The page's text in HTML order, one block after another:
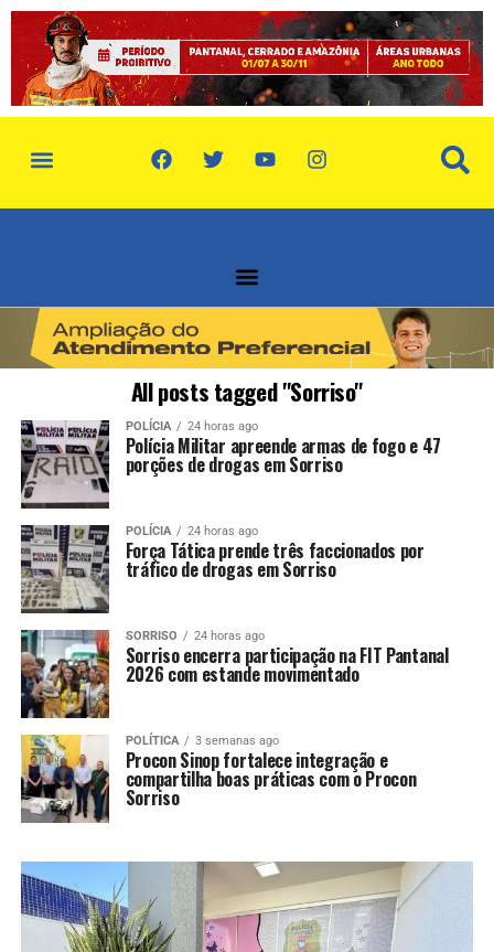
All posts tagged "Sorriso"
POLÍCIA 24 horas ago
Polícia Militar apreende armas de fogo e 47
porções de drogas em Sorriso
POLÍCIA 24 horas ago
Força Tática prende três faccionados por
tráfico de drogas em Sorriso
SORRISO 24 horas ago
Sorriso encerra participação na FIT Pantanal
2026 com estande movimentado
POLÍTICA 3 semanas ago
Procon Sinop fortalece integração e
compartilha boas práticas com o Procon
Sorriso